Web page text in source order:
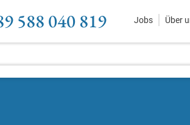
588 040 819 Jobs Über